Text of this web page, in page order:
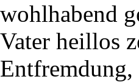
wohlhabend
Vater heillos
Entfremdung,